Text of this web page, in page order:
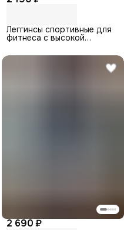
Леггинсы спортивные для
фитнеса с высокой
2 690 ₽